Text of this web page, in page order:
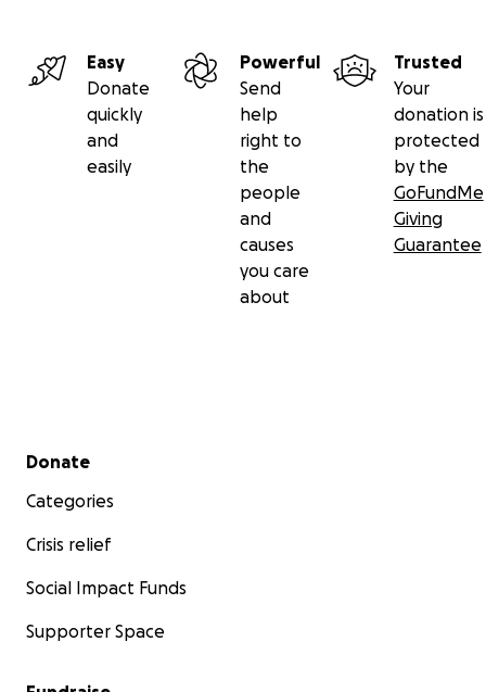
Easy
Donate
quickly
and
easily
Powerful
Send
help
right to
the
people
and
causes
you care
about
Trusted
Your
donation is
protected
by the
GoFundMe
Giving
Guarantee
Secondary menu
Donate
Categories
Crisis relief
Social Impact Funds
Supporter Space